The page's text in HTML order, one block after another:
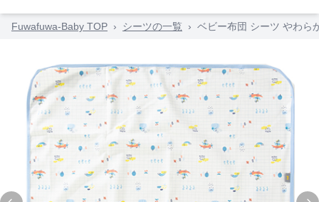
Fuwafuwa-Baby TOP › シーツの一覧 › ベビー布団 シーツ やわら